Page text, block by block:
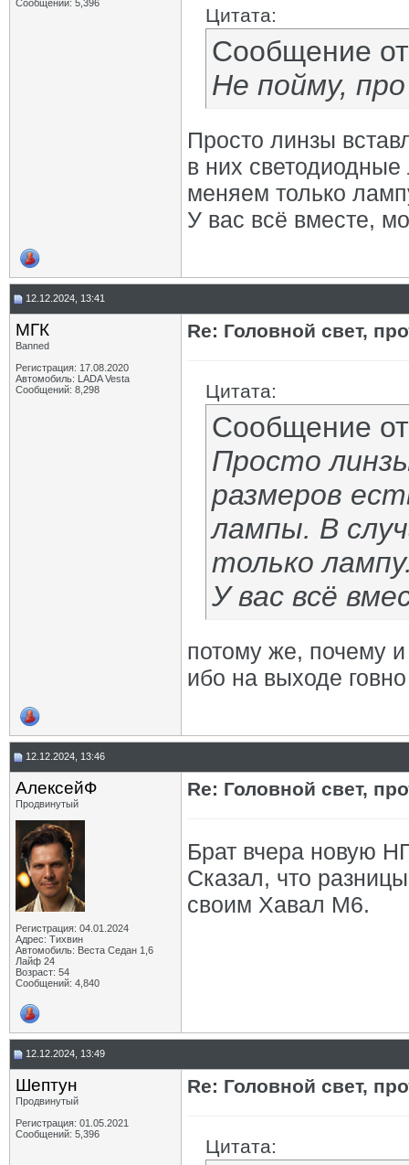
Сообщений: 5,396
Цитата:
Сообщение
Не пойму,
Просто линзы
в них
меняем только
У вас всё вместе,
12.12.2024, 13:41
МГК
Banned
Регистрация: 17.08.2020
Автомобиль: LADA Vesta
Сообщений: 8,298
Re: Головной свет,
Цитата:
Сообщение
Просто
размеров
лампы. В
только
У вас всё
потому же, почему
ибо на выходе
12.12.2024, 13:46
АлексейФ
Продвинутый
Регистрация: 04.01.2024
Адрес: Тихвин
Автомобиль: Веста Седан 1,6
Лайф 24
Возраст: 54
Сообщений: 4,840
Re: Головной свет,
Брат вчера новую
Сказал, что
своим Хавал М6.
12.12.2024, 13:49
Шептун
Продвинутый
Регистрация: 01.05.2021
Сообщений: 5,396
Re: Головной свет,
Цитата: